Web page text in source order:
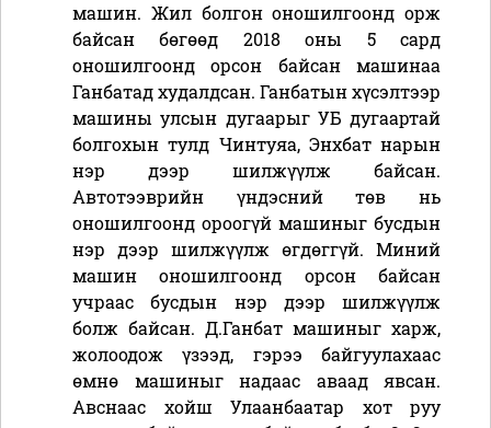
машин. Жил болгон оношилгоонд орж
байсан бөгөөд 2018 оны 5 сард
оношилгоонд орсон байсан машинаа
Ганбатад худалдсан. Ганбатын хүсэлтээр
машины улсын дугаарыг УБ дугаартай
болгохын тулд Чинтуяа, Энхбат нарын
нэр дээр шилжүүлж байсан.
Автотээврийн үндэсний төв нь
оношилгоонд ороогүй машиныг бусдын
нэр дээр шилжүүлж өгдөггүй. Миний
машин оношилгоонд орсон байсан
учраас бусдын нэр дээр шилжүүлж
болж байсан. Д.Ганбат машиныг харж,
жолоодож үзээд, гэрээ байгуулахаас
өмнө машиныг надаас аваад явсан.
Авснаас хойш Улаанбаатар хот руу